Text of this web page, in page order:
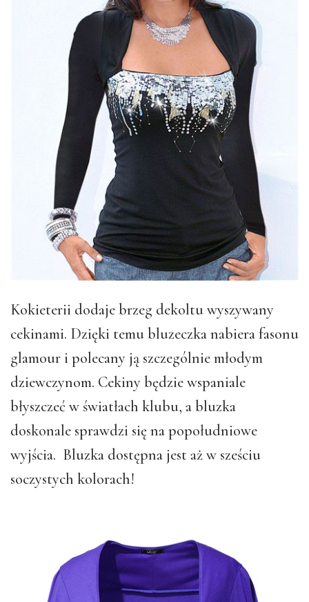
Kokieterii dodaje brzeg dekoltu wyszywany
cekinami. Dzięki temu bluzeczka nabiera fasonu
glamour i polecany ją szczególnie młodym
dziewczynom. Cekiny będzie wspaniale
błyszczeć w światłach klubu, a bluzka
doskonale sprawdzi się na popołudniowe
wyjścia. Bluzka dostępna jest aż w sześciu
soczystych kolorach!